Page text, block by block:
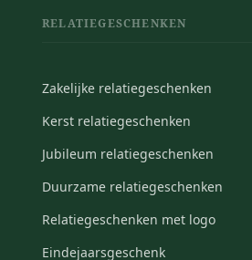
RELATIEGESCHENKEN
Zakelijke relatiegeschenken
Kerst relatiegeschenken
Jubileum relatiegeschenken
Duurzame relatiegeschenken
Relatiegeschenken met logo
Eindejaarsgeschenk